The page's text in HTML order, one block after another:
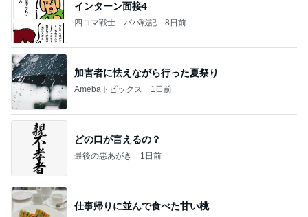
インターン面接4
四コマ戦士 パパ戦記 8日前
加害者に怯えながら行った夏祭り
Amebaトピックス 1日前
どの口が言えるの？
最後の悪あがき 1日前
仕事帰りに並んで食べた甘い桃